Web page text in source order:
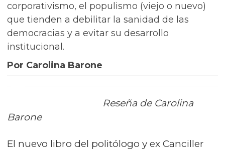
corporativismo, el populismo (viejo o nuevo)
que tienden a debilitar la sanidad de las
democracias y a evitar su desarrollo
institucional.
Por Carolina Barone
Reseña de Carolina
Barone
El nuevo libro del politólogo y ex Canciller